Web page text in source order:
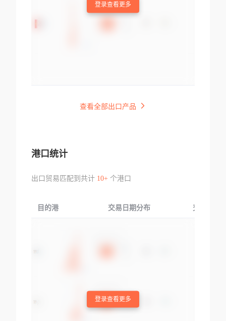
登录查看更多
查看全部出口产品
港口统计
出口贸易匹配到共计 10+个港口
目的港 交易日期分布 交易产品
登录查看更多